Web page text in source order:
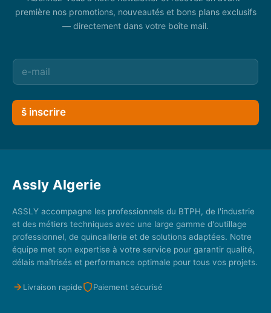
première nos promotions, nouveautés et bons plans exclusifs
— directement dans votre boîte mail.
š inscrire
Assly Algerie
ASSLY accompagne les professionnels du BTPH, de l'industrie
et des métiers techniques avec une large gamme d'outillage
professionnel, de quincaillerie et de solutions adaptées. Notre
équipe met son expertise à votre service pour garantir qualité,
délais maîtrisés et performance optimale pour tous vos projets.
Livraison rapide Paiement sécurisé